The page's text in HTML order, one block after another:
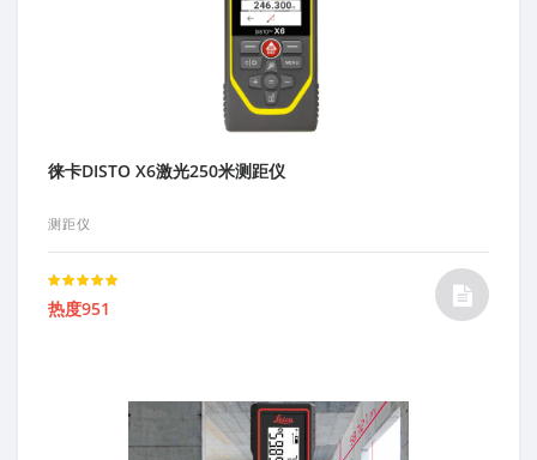
徕卡DISTO X6激光250米测距仪
测距仪
Rated
5.00out of 5
热度951